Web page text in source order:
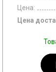
Цена:
Цена